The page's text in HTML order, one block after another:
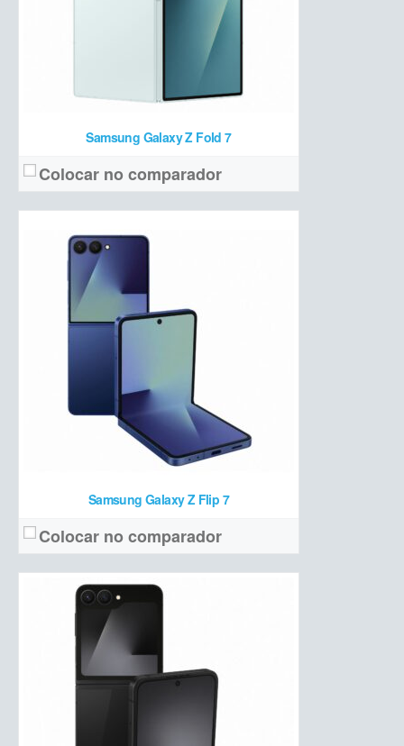
Samsung Galaxy Z Fold 7
Colocar no comparador
Samsung Galaxy Z Flip 7
Colocar no comparador
6,7" Dynamic LTPO AMOLED 2X Full HD+ 120 Hz + 3,4" Super AMOLED (externa)
Câmera:50 MP + 12 MP ultrawide + 10 MP frontal
Hardware:
Exynos 2400 + 8 GB de RAM + 128/256 GB de armazenamento
Bateria:4000 mAh
Preço de lançamento:
Ver detalhes →
pOLED 6,7 polegadas, Super HD com 120 Hz
Câmera:50 MP OIS + 8 MP ultrawide/macro + 32 MP frontal
Hardware:
Dimensity 7300 + 8 GB de RAM + 256 GB de armazenamento
5.200 mAh
R$ 2.499